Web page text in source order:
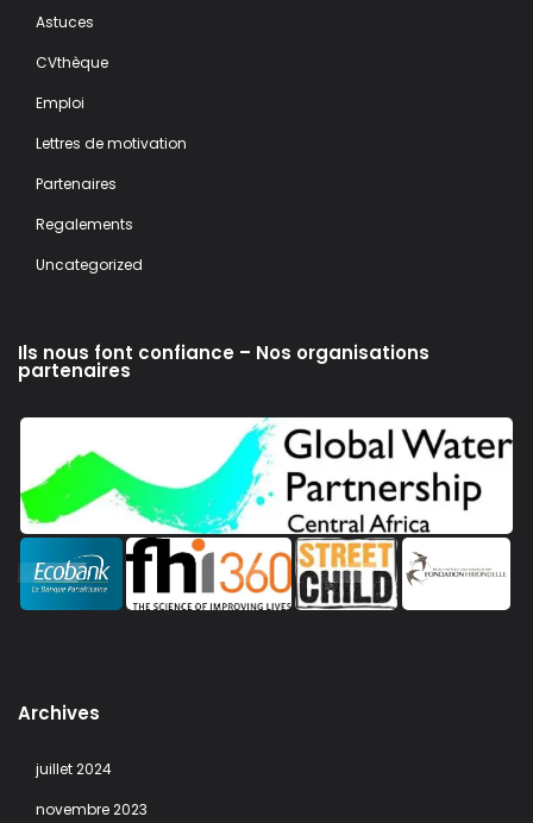
Astuces
CVthèque
Emploi
Lettres de motivation
Partenaires
Regalements
Uncategorized
Ils nous font confiance – Nos organisations
partenaires
Archives
juillet 2024
novembre 2023